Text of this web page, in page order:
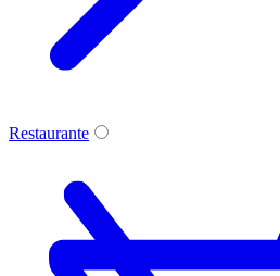
Restaurante